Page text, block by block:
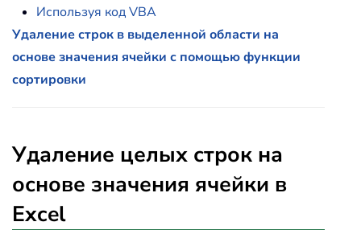
Используя код VBA
Удаление строк в выделенной области на
основе значения ячейки с помощью функции
сортировки
Удаление целых строк на
основе значения ячейки в
Excel